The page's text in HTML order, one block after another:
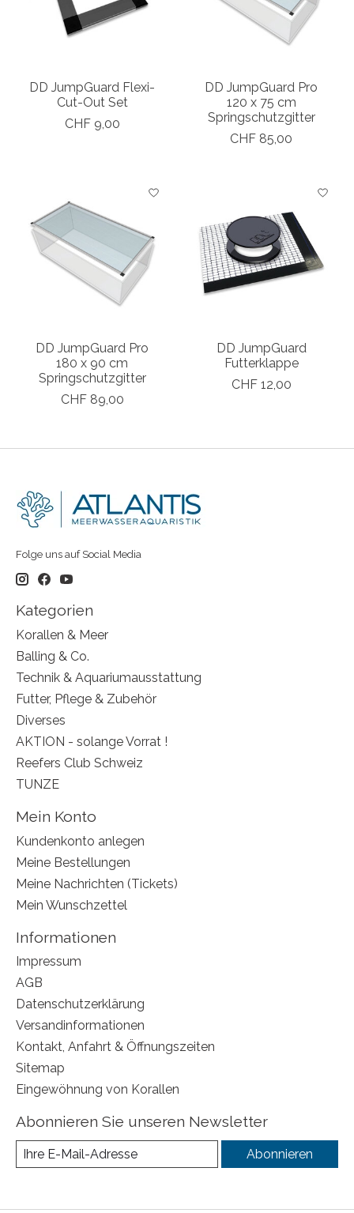
DD JumpGuard Flexi-
Cut-Out Set
CHF 9,00
DD JumpGuard Pro
120 x 75 cm
Springschutzgitter
CHF 85,00
DD JumpGuard Pro
180 x 90 cm
Springschutzgitter
CHF 89,00
DD JumpGuard
Futterklappe
CHF 12,00
Folge uns auf Social Media
Kategorien
Korallen & Meer
Balling & Co.
Technik & Aquariumausstattung
Futter, Pflege & Zubehör
Diverses
AKTION - solange Vorrat !
Reefers Club Schweiz
TUNZE
Mein Konto
Kundenkonto anlegen
Meine Bestellungen
Meine Nachrichten (Tickets)
Mein Wunschzettel
Informationen
Impressum
AGB
Datenschutzerklärung
Versandinformationen
Kontakt, Anfahrt & Öffnungszeiten
Sitemap
Eingewöhnung von Korallen
Abonnieren Sie unseren Newsletter
Abonnieren